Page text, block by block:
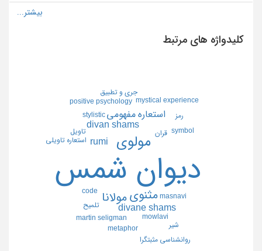
کلیدواژه های مرتبط
ديوان شمس
مولوي
مولانا مثنوي
divane shams
divan shams
rumi
استعاره مفهومي
masnavi
mowlavi
قران
code
martin seligman
metaphor
mystical experience
positive psychology
stylistic
symbol
استعاره تاويلي
تاويل
تلميح
جري و تطبيق
رمز
روانشناسي مثبتگرا
شير